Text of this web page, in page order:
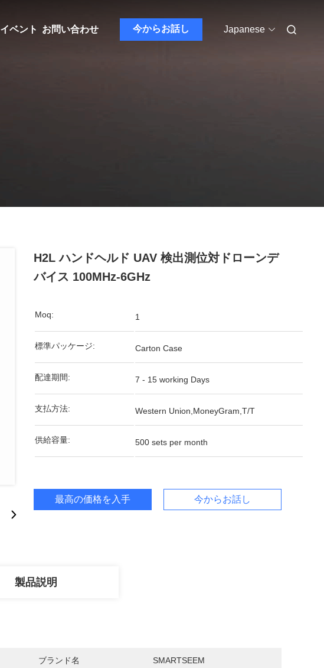
イベント お問い合わせ 今からお話し Japanese
H2L ハンドヘルド UAV 検出測位対ドローンデ
バイス 100MHz-6GHz
Moq: 1
標準パッケージ: Carton Case
配達期間: 7 - 15 working Days
支払方法: Western Union,MoneyGram,T/T
供給容量: 500 sets per month
最高の価格を入手 今からお話し
製品説明
ブランド名 SMARTSEEM